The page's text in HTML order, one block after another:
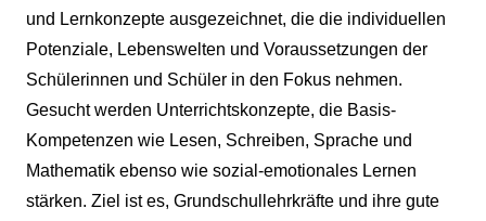
und Lernkonzepte ausgezeichnet, die die individuellen
Potenziale, Lebenswelten und Voraussetzungen der
Schülerinnen und Schüler in den Fokus nehmen.
Gesucht werden Unterrichtskonzepte, die Basis-
Kompetenzen wie Lesen, Schreiben, Sprache und
Mathematik ebenso wie sozial-emotionales Lernen
stärken. Ziel ist es, Grundschullehrkräfte und ihre gute